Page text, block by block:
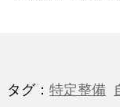
タグ： 特定整備